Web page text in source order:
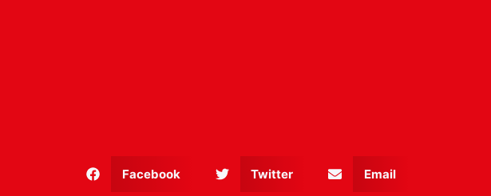
Facebook Twitter Email